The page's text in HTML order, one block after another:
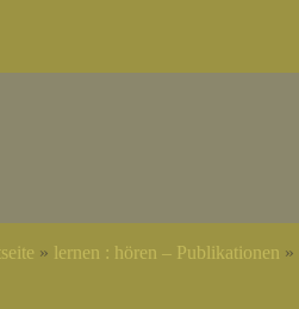
» lernen : hören – Publikationen »